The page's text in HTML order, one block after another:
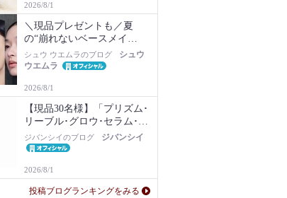
2026/8/1
＼現品プレゼントも／夏
の“崩れないベースメイ
ク”は名品化粧下地から！毛
穴・ベタつき・乾燥知らず
シュウ ウエムラのブログ
シュウ
ウエムラ
2026/8/1
【現品30名様】「プリズム･
リーブル･グロウ･セラム･フ
ァンデーション」1N現品を
プレゼント！
ジバンシイのブログ ジバンシイ
2026/8/1
投稿ブログランキングをみる